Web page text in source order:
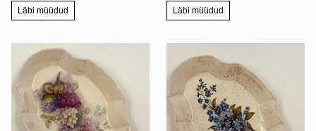
Läbi müüdud Läbi müüdud